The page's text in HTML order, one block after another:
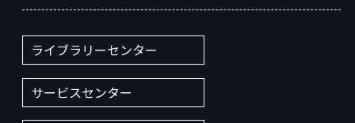
ライブラリーセンター
サービスセンター